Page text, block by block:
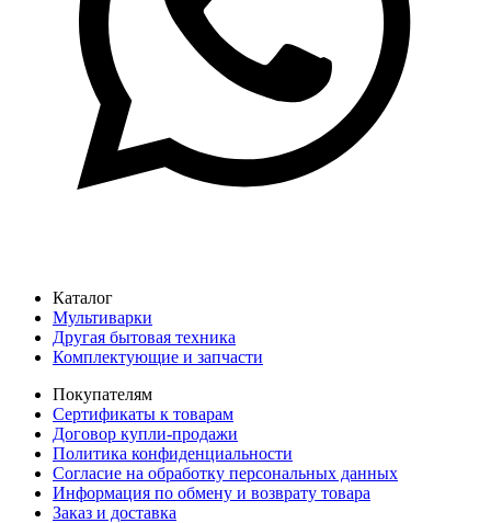
Каталог
Мультиварки
Другая бытовая техника
Комплектующие и запчасти
Покупателям
Сертификаты к товарам
Договор купли-продажи
Политика конфиденциальности
Согласие на обработку персональных данных
Информация по обмену и возврату товара
Заказ и доставка